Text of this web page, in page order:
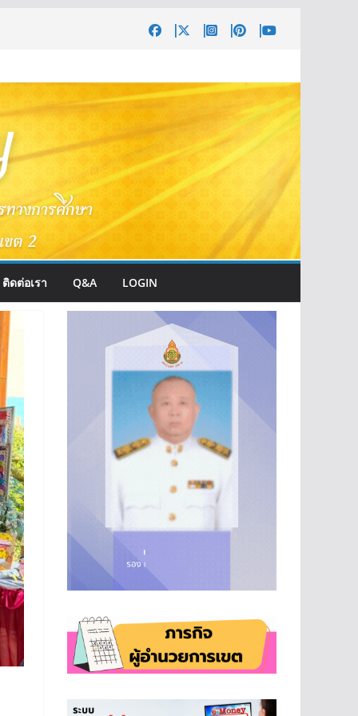
ติดต่อเรา Q&A LOGIN